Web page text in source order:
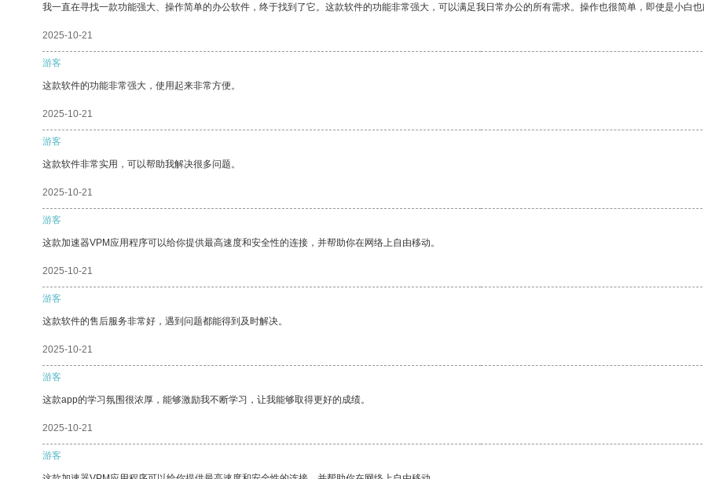
我一直在寻找一款功能强大、操作简单的办公软件，终于找到了它。这款软件的功能非常强大，可以满足我日常办公的所有需求。操作也很简单，即使是小白也
2025-10-21
游客
这款软件的功能非常强大，使用起来非常方便。
2025-10-21
游客
这款软件非常实用，可以帮助我解决很多问题。
2025-10-21
游客
这款加速器VPM应用程序可以给你提供最高速度和安全性的连接，并帮助你在网络上自由移动。
2025-10-21
游客
这款软件的售后服务非常好，遇到问题都能得到及时解决。
2025-10-21
游客
这款app的学习氛围很浓厚，能够激励我不断学习，让我能够取得更好的成绩。
2025-10-21
游客